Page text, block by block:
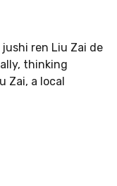
ren Liu Zai de
thinking
Zai, a local